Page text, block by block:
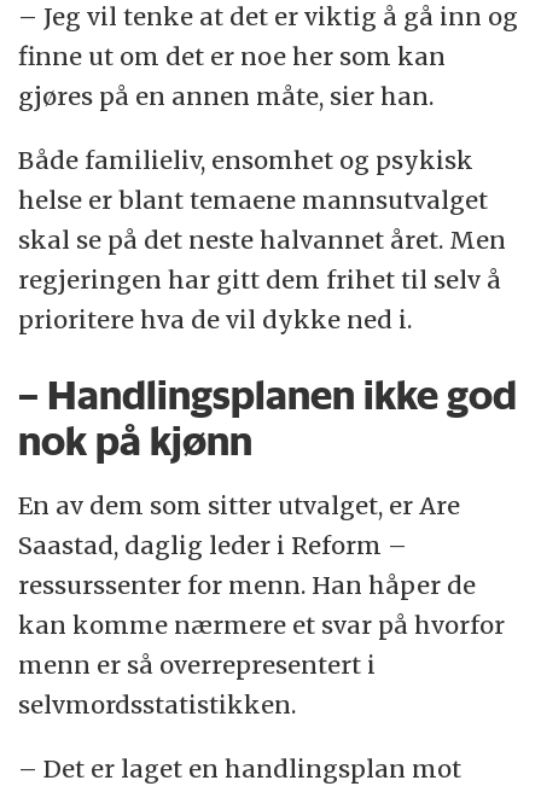
– Jeg vil tenke at det er viktig å gå inn og
finne ut om det er noe her som kan
gjøres på en annen måte, sier han.
Både familieliv, ensomhet og psykisk
helse er blant temaene mannsutvalget
skal se på det neste halvannet året. Men
regjeringen har gitt dem frihet til selv å
prioritere hva de vil dykke ned i.
– Handlingsplanen ikke god
nok på kjønn
En av dem som sitter utvalget, er Are
Saastad, daglig leder i Reform –
ressurssenter for menn. Han håper de
kan komme nærmere et svar på hvorfor
menn er så overrepresentert i
selvmordsstatistikken.
– Det er laget en handlingsplan mot